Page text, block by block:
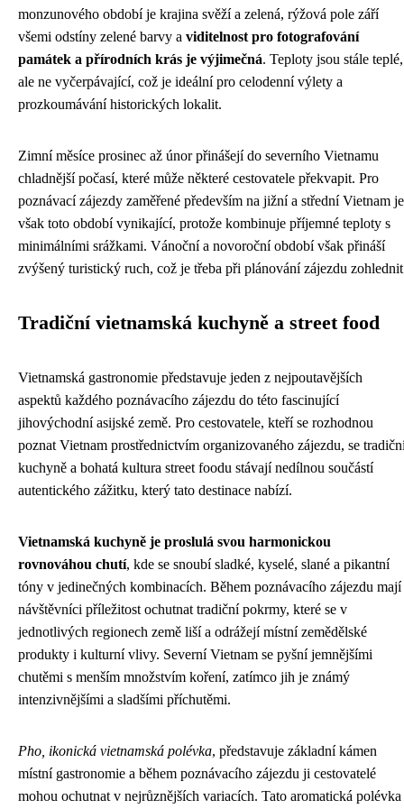
monzunového období je krajina svěží a zelená, rýžová pole září
všemi odstíny zelené barvy a viditelnost pro fotografování
památek a přírodních krás je výjimečná. Teploty jsou stále teplé,
ale ne vyčerpávající, což je ideální pro celodenní výlety a
prozkoumávání historických lokalit.
Zimní měsíce prosinec až únor přinášejí do severního Vietnamu
chladnější počasí, které může některé cestovatele překvapit. Pro
poznávací zájezdy zaměřené především na jižní a střední Vietnam je
však toto období vynikající, protože kombinuje příjemné teploty s
minimálními srážkami. Vánoční a novoroční období však přináší
zvýšený turistický ruch, což je třeba při plánování zájezdu
Tradiční vietnamská kuchyně a street food
Vietnamská gastronomie představuje jeden z nejpoutavějších
aspektů každého poznávacího zájezdu do této fascinující
jihovýchodní asijské země. Pro cestovatele, kteří se rozhodnou
poznat Vietnam prostřednictvím organizovaného zájezdu, se
kuchyně a bohatá kultura street foodu stávají nedílnou součástí
autentického zážitku, který tato destinace nabízí.
Vietnamská kuchyně je proslulá svou harmonickou
rovnováhou chutí, kde se snoubí sladké, kyselé, slané a pikantní
tóny v jedinečných kombinacích. Během poznávacího zájezdu mají
návštěvníci příležitost ochutnat tradiční pokrmy, které se v
jednotlivých regionech země liší a odrážejí místní zemědělské
produkty i kulturní vlivy. Severní Vietnam se pyšní jemnějšími
chutěmi s menším množstvím koření, zatímco jih je známý
intenzivnějšími a sladšími příchutěmi.
Pho, ikonická vietnamská polévka, představuje základní kámen
místní gastronomie a během poznávacího zájezdu ji cestovatelé
mohou ochutnat v nejrůznějších variacích. Tato aromatická polévka